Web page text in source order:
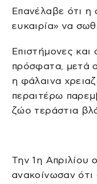
Επανέλαβε ότι η
ευκαιρία» να
Επιστήμονες και
πρόσφατα, μετά
η φάλαινα
περαιτέρω
ζώο τεράστια
Την 1η Απριλίου
ανακοίνωσαν ότι